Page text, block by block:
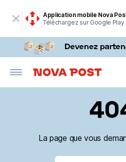
Application mobile Nova
Téléchargez sur Google Play
La page que vous